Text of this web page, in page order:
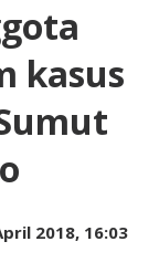
kasus
2018, 16:03